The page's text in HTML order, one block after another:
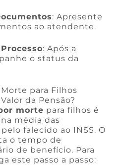
: Apresente
ao atendente.
: Após a
o status da
para Filhos
da Pensão?
morte para filhos é
média das
falecido ao INSS. O
o tempo de
de benefício. Para
este passo a passo: